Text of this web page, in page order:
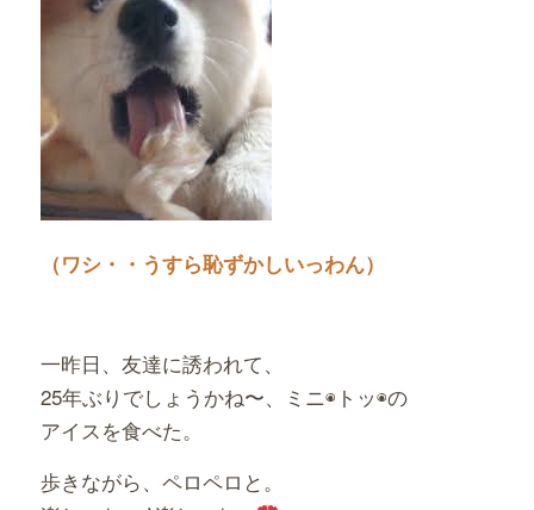
（ワシ・・うすら恥ずかしいっわん）
一昨日、友達に誘われて、
25年ぶりでしょうかね〜、ミニ◉トッ◉の
アイスを食べた。
歩きながら、ペロペロと。